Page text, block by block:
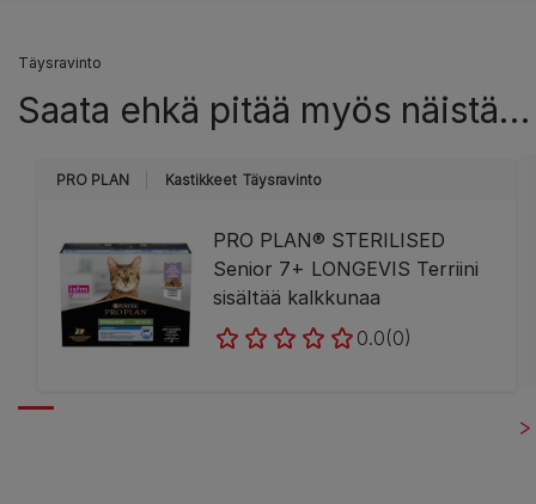
Täysravinto
Saata ehkä pitää myös näistä…
PRO PLAN Kastikkeet Täysravinto
PRO PLAN® STERILISED
Senior 7+ LONGEVIS Terriini
sisältää kalkkunaa
0.0(0)